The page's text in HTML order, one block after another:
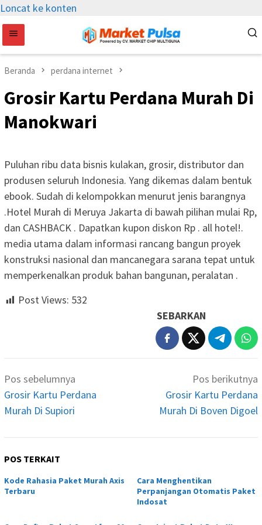
Loncat ke konten
Beranda perdana internet
Grosir Kartu Perdana Murah Di
Manokwari
Puluhan ribu data bisnis kulakan, grosir, distributor dan
produsen seluruh Indonesia. Yang dikemas dalam bentuk
ebook. Sudah di kelompokkan menurut jenis barangnya
.Hotel Murah di Meruya Jakarta di bawah pilihan mulai Rp,
dan CASHBACK . Dapatkan kupon diskon Rp . all hotel!.
media utama dalam informasi rancang bangun proyek
konstruksi nasional dan mancanegara sarana tepat untuk
memperkenalkan produk bahan bangunan, peralatan .
Post Views: 532
SEBARKAN
Navigasi
pos
Pos sebelumnya
Grosir Kartu Perdana
Murah Di Supiori
Pos berikutnya
Grosir Kartu Perdana
Murah Di Boven Digoel
POS TERKAIT
Kode Rahasia Paket Murah Axis
Terbaru
Cara Menghentikan
Perpanjangan Otomatis Paket
Indosat